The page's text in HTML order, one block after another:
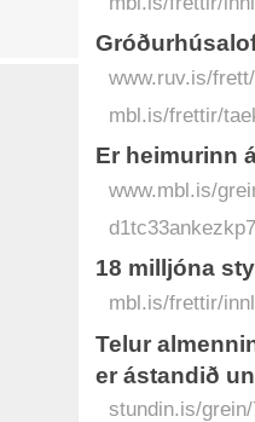
www.ruv.is/
mbl.is/frettir/
Er heimurinn
www.mbl.is/
18 milljóna
mbl.is/frettir/
Telur
er ástandið
stundin.is/